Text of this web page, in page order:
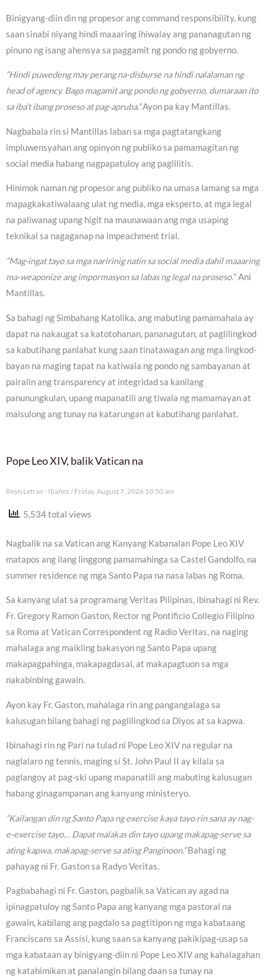
Binigyang-diin din ng propesor ang command responsibility, kung
saan sinabi niyang hindi maaaring ihiwalay ang pananagutan ng
pinuno ng isang ahensya sa paggamit ng pondo ng gobyerno.
“Hindi puwedeng may perang na-disburse na hindi nalalaman ng
head of agency. Bago magamit ang pondo ng gobyerno, dumaraan ito
sa iba’t ibang proseso at pag-apruba.”Ayon pa kay Mantillas.
Nagbabala rin si Mantillas laban sa mga pagtatangkang
impluwensyahan ang opinyon ng publiko sa pamamagitan ng
social media habang nagpapatuloy ang paglilitis.
Hinimok naman ng propesor ang publiko na umasa lamang sa mga
mapagkakatiwalaang ulat ng media, mga eksperto, at mga legal
na paliwanag upang higit na maunawaan ang mga usaping
teknikal sa nagaganap na impeachment trial.
“Mag-ingat tayo sa mga naririnig natin sa social media dahil maaaring
ma-weaponize ang impormasyon sa labas ng legal na proseso.” Ani
Mantillas.
Sa bahagi ng Simbahang Katolika, ang mabuting pamamahala ay
dapat na nakaugat sa katotohanan, pananagutan, at paglilingkod
sa kabutihang panlahat kung saan tinatawagan ang mga lingkod-
bayan na maging tapat na katiwala ng pondo ng sambayanan at
pairalin ang transparency at integridad sa kanilang
panunungkulan, upang mapanatili ang tiwala ng mamamayan at
maisulong ang tunay na katarungan at kabutihang panlahat.
Pope Leo XIV, balik Vatican na
Reyn Letran - Ibañez Friday, August 7, 2026 10:50 am
5,534 total views
Nagbalik na sa Vatican ang Kanyang Kabanalan Pope Leo XIV
matapos ang ilang linggong pamamahinga sa Castel Gandolfo, na
summer residence ng mga Santo Papa na nasa labas ng Roma.
Sa kanyang ulat sa programang Veritas Pilipinas, ibinahagi ni Rev.
Fr. Gregory Ramon Gaston, Rector ng Pontificio Collegio Filipino
sa Roma at Vatican Correspondent ng Radio Veritas, na naging
mahalaga ang maikling bakasyon ng Santo Papa upang
makapagpahinga, makapagdasal, at makapagtuon sa mga
nakabinbing gawain.
Ayon kay Fr. Gaston, mahalaga rin ang pangangalaga sa
kalusugan bilang bahagi ng paglilingkod sa Diyos at sa kapwa.
Ibinahagi rin ng Pari na tulad ni Pope Leo XIV na regular na
naglalaro ng tennis, maging si St. John Paul II ay kilala sa
paglangoy at pag-ski upang mapanatili ang mabuting kalusugan
habang ginagampanan ang kanyang ministeryo.
“Kailangan din ng Santo Papa ng exercise kaya tayo rin sana ay nag-
e-exercise tayo… Dapat malakas din tayo upang makapag-serve sa
ating kapwa, makapag-serve sa ating Panginoon.”Bahagi ng
pahayag ni Fr. Gaston sa Radyo Veritas.
Pagbabahagi ni Fr. Gaston, pagbalik sa Vatican ay agad na
ipinagpatuloy ng Santo Papa ang kanyang mga pastoral na
gawain, kabilang ang pagdalo sa pagtitipon ng mga kabataang
Franciscans sa Assisi, kung saan sa kanyang pakikipag-usap sa
mga kabataan ay binigyang-diin ni Pope Leo XIV ang kahalagahan
ng katahimikan at panalangin bilang daan sa tunay na